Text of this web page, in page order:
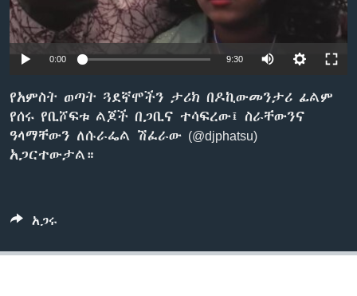
ቋንቋዎች
0:00 9:30
የአምስት ወጣት ጓደኛሞችን ታሪክ በዶኪውመንታሪ ፊልም
የሰሩ የቢሾፍቱ ልጆች በጋቢና ተሳፍረው፤ ስራቸውንና
ዓላማቸውን ለሱራፌል ሽፈራው (@djphatsu)
አጋርተውታል።
አጋሩ